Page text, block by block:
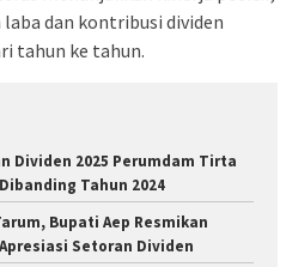
dan kontribusi dividen
tahun ke tahun.
Dividen 2025 Perumdam Tirta
Tahun 2024
Bupati Aep Resmikan
Setoran Dividen